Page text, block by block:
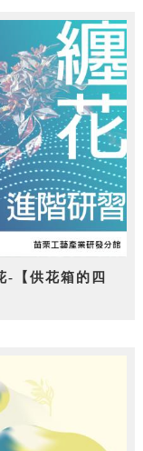
-【供花箱的四